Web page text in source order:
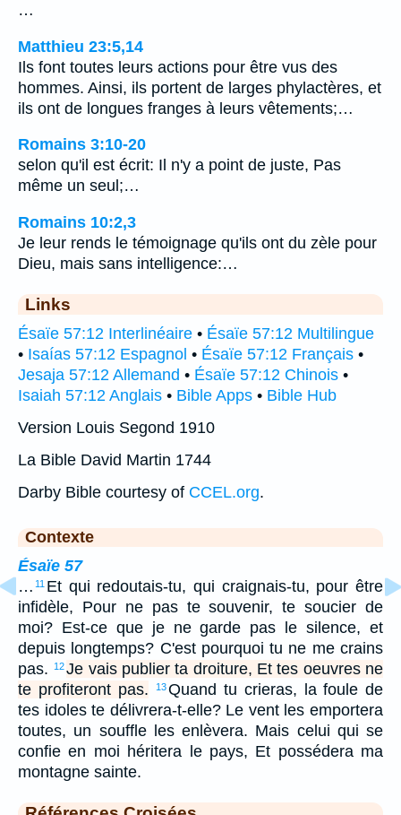
…
Matthieu 23:5,14
Ils font toutes leurs actions pour être vus des
hommes. Ainsi, ils portent de larges phylactères, et
ils ont de longues franges à leurs vêtements;…
Romains 3:10-20
selon qu'il est écrit: Il n'y a point de juste, Pas
même un seul;…
Romains 10:2,3
Je leur rends le témoignage qu'ils ont du zèle pour
Dieu, mais sans intelligence:…
Links
Ésaïe 57:12 Interlinéaire • Ésaïe 57:12 Multilingue
• Isaías 57:12 Espagnol • Ésaïe 57:12 Français •
Jesaja 57:12 Allemand • Ésaïe 57:12 Chinois •
Isaiah 57:12 Anglais • Bible Apps • Bible Hub
Version Louis Segond 1910
La Bible David Martin 1744
Darby Bible courtesy of CCEL.org.
Contexte
Ésaïe 57
… 11 Et qui redoutais-tu, qui craignais-tu, pour être
infidèle, Pour ne pas te souvenir, te soucier de
moi? Est-ce que je ne garde pas le silence, et
depuis longtemps? C'est pourquoi tu ne me crains
pas.
12Je vais publier ta droiture, Et tes oeuvres ne
te profiteront pas.
13Quand tu crieras, la foule de
tes idoles te délivrera-t-elle? Le vent les emportera
toutes, un souffle les enlèvera. Mais celui qui se
confie en moi héritera le pays, Et possédera ma
montagne sainte.